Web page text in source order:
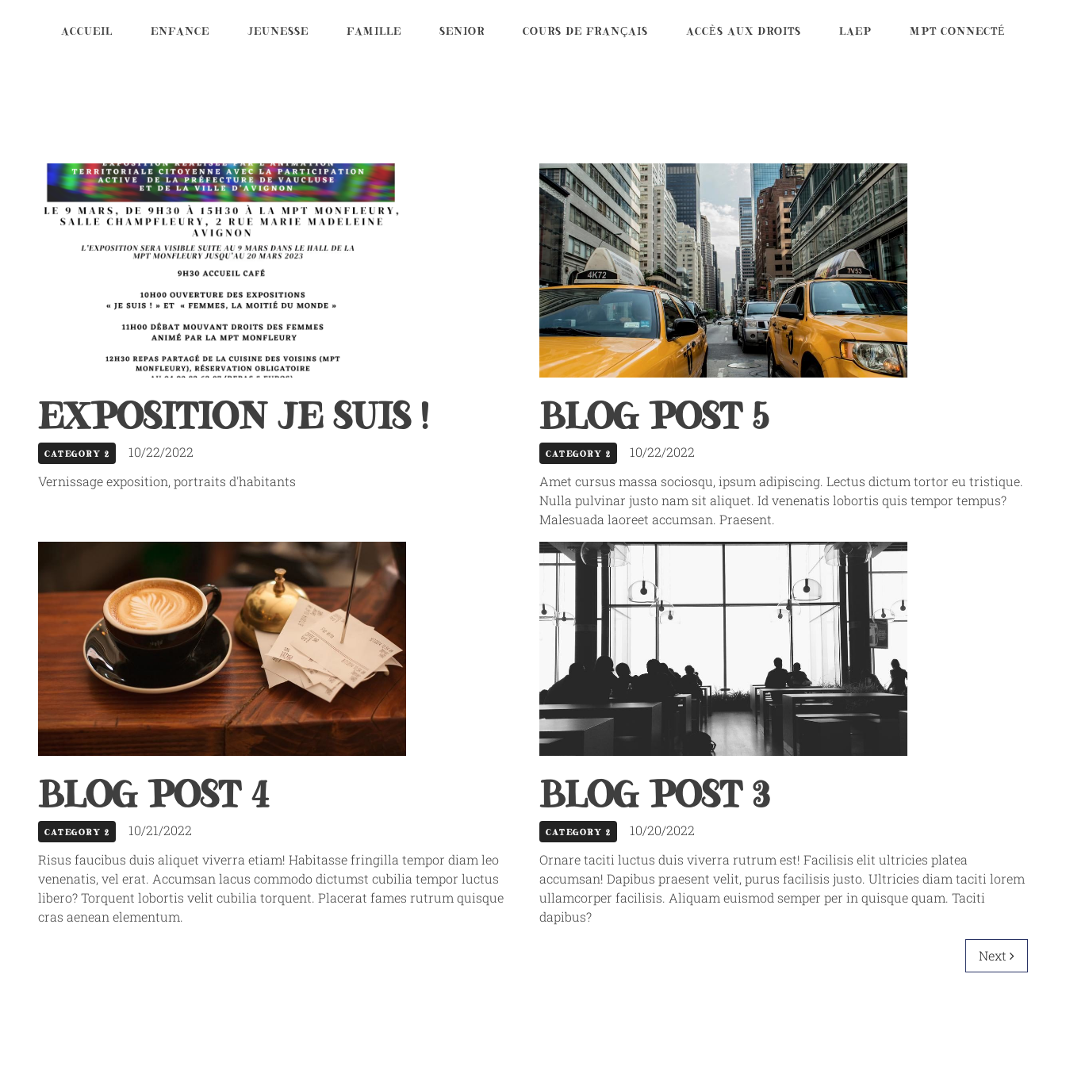
ACCUEIL ENFANCE JEUNESSE FAMILLE SENIOR COURS DE FRANÇAIS ACCÈS AUX DROITS LAEP MPT CONNECTÉ
EXPOSITION JE SUIS !
CATEGORY 2
10/22/2022
Vernissage exposition, portraits d'habitants
BLOG POST 5
CATEGORY 2
10/22/2022
Amet cursus massa sociosqu, ipsum adipiscing. Lectus dictum tortor eu tristique.
Nulla pulvinar justo nam sit aliquet. Id venenatis lobortis quis tempor tempus?
Malesuada laoreet accumsan. Praesent.
BLOG POST 4
CATEGORY 2
10/21/2022
Risus faucibus duis aliquet viverra etiam! Habitasse fringilla tempor diam leo
venenatis, vel erat. Accumsan lacus commodo dictumst cubilia tempor luctus
libero? Torquent lobortis velit cubilia torquent. Placerat fames rutrum quisque
cras aenean elementum.
BLOG POST 3
CATEGORY 2
10/20/2022
Ornare taciti luctus duis viverra rutrum est! Facilisis elit ultricies platea
accumsan! Dapibus praesent velit, purus facilisis justo. Ultricies diam taciti lorem
ullamcorper facilisis. Aliquam euismod semper per in quisque quam. Taciti
dapibus?
Next